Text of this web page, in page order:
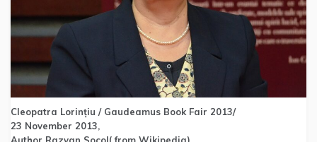
Cleopatra Lorințiu / Gaudeamus Book Fair 2013/
23 November 2013,